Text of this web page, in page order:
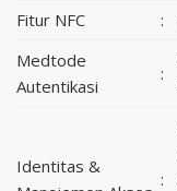
Fitur NFC
:
Medtode
Autentikasi
:
Identitas &
: